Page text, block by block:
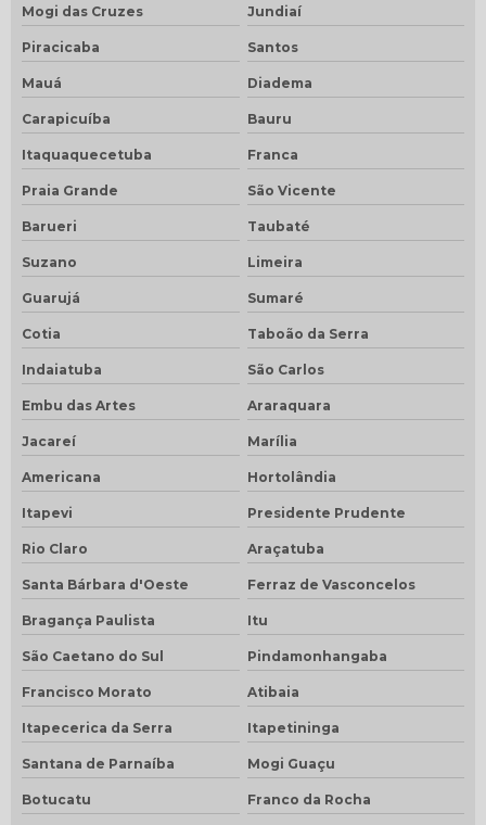
Mogi das Cruzes Jundiaí
Piracicaba Santos
Mauá Diadema
Carapicuíba Bauru
Itaquaquecetuba Franca
Praia Grande São Vicente
Barueri Taubaté
Suzano Limeira
Guarujá Sumaré
Cotia Taboão da Serra
Indaiatuba São Carlos
Embu das Artes Araraquara
Jacareí Marília
Americana Hortolândia
Itapevi Presidente Prudente
Rio Claro Araçatuba
Santa Bárbara d'Oeste Ferraz de Vasconcelos
Bragança Paulista Itu
São Caetano do Sul Pindamonhangaba
Francisco Morato Atibaia
Itapecerica da Serra Itapetininga
Santana de Parnaíba Mogi Guaçu
Botucatu Franco da Rocha